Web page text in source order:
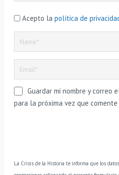
Acepto la política de
Guardar mi nombre y correo
para la próxima vez que comente
La Crisis de la Historia te informa que los